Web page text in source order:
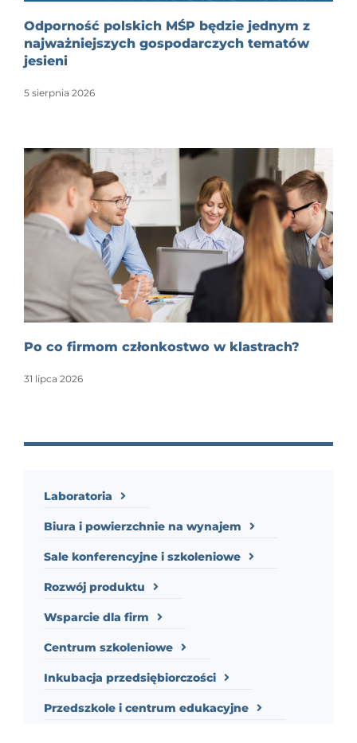
Odporność polskich MŚP będzie jednym z
najważniejszych gospodarczych tematów
jesieni
5 sierpnia 2026
Po co firmom członkostwo w klastrach?
31 lipca 2026
Laboratoria
Biura i powierzchnie na wynajem
Sale konferencyjne i szkoleniowe
Rozwój produktu
Wsparcie dla firm
Centrum szkoleniowe
Inkubacja przedsiębiorczości
Przedszkole i centrum edukacyjne